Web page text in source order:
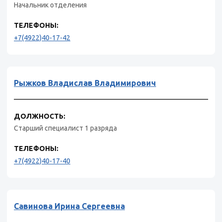
Начальник отделения
ТЕЛЕФОНЫ:
+7(4922)40-17-42
Рыжков Владислав Владимирович
ДОЛЖНОСТЬ:
Старший специалист 1 разряда
ТЕЛЕФОНЫ:
+7(4922)40-17-40
Савинова Ирина Сергеевна